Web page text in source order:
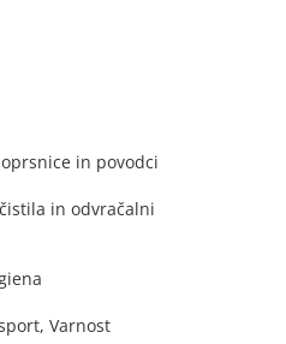
in povodci
in odvračalni
Varnost